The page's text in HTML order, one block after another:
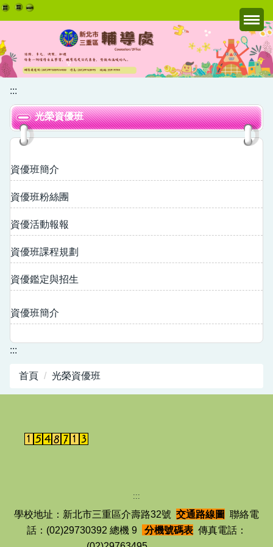
跳
到
主
要
內
區
:::
光榮資優班
資優班簡介
資優班粉絲團
資優活動報報
資優班課程規劃
資優鑑定與招生
資優班簡介
:::
首頁 光榮資優班
:::
學校地址：新北市三重區介壽路32號 交通路線圖 聯絡電
話：(02)29730392 總機 9
分機號碼表 傳真電話：